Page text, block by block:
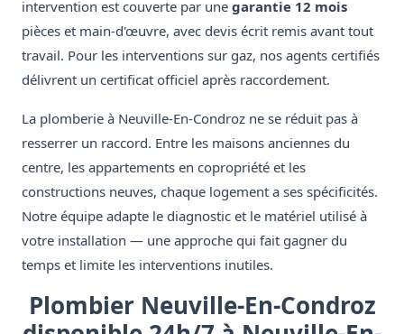
intervention est couverte par une garantie 12 mois
pièces et main-d'œuvre, avec devis écrit remis avant tout
travail. Pour les interventions sur gaz, nos agents certifiés
délivrent un certificat officiel après raccordement.
La plomberie à Neuville-En-Condroz ne se réduit pas à
resserrer un raccord. Entre les maisons anciennes du
centre, les appartements en copropriété et les
constructions neuves, chaque logement a ses spécificités.
Notre équipe adapte le diagnostic et le matériel utilisé à
votre installation — une approche qui fait gagner du
temps et limite les interventions inutiles.
Plombier Neuville-En-Condroz